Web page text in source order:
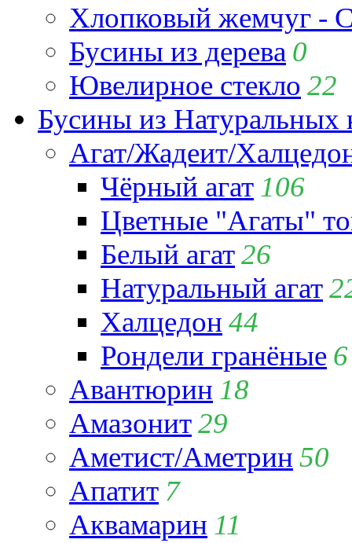
Хлопковый жемчуг -
Бусины из дерева 0
Ювелирное стекло 22
Бусины из Натуральных
Агат/Жадеит/
Чёрный агат 106
Цветные "Агаты"
Белый агат26
Натуральный агат
Халцедон 44
Рондели гранёные 6
Авантюрин 18
Амазонит29
Аметист/Аметрин 50
Апатит 7
Аквамарин 11